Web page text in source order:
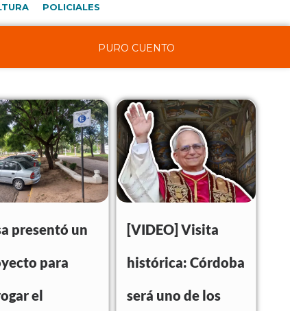
POLICIALES
PURO CUENTO
presentó un
para
el
[VIDEO] Visita
histórica: Córdoba
será uno de los